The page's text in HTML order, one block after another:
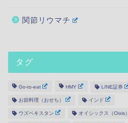
関節リウマチ
タグ
Go-to-eat HMY LINE証券
お節料理（おせち） インド
ウズベキスタン オイシックス（Oixis）